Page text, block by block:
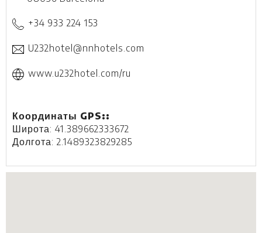
+34 933 224 153
U232hotel@nnhotels.com
www.u232hotel.com/ru
Координаты GPS::
Широта: 41.389662333672
Долгота: 2.1489323829285